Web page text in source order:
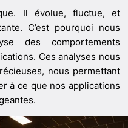
Il évolue, fluctue, et
C’est pourquoi nous
des comportements
Ces analyses nous
nous permettant
à ce que nos applications